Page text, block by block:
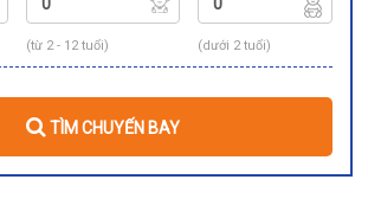
(từ 2 - 12 tuổi) (dưới 2 tuổi)
TÌM CHUYẾN BAY